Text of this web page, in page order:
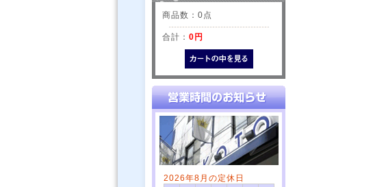
商品数：0点
合計： 0円
2026年8月の定休日